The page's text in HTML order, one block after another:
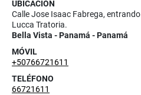
UBICACIÓN
Calle Jose Isaac Fabrega,
Lucca Tratoria.
Bella Vista - Panamá - Panamá
MÓVIL
+50766721611
TELÉFONO
66721611